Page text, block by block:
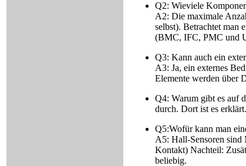
Q2: Wieviele
A2: Die maximale
selbst). Betrachtet man
(BMC, IFC, PMC und
Q3: Kann auch ein
A3: Ja, ein externes
Elemente werden über
Q4: Warum gibt es auf
durch. Dort ist es erklärt.
Q5:Wofür kann man
A5: Hall-Sensoren sind
Kontakt) Nachteil:
beliebig.